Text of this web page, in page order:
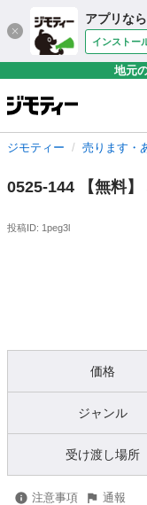
アプリな
インストー
地元
ジモティー 売ります・
0525-144 【無料】
投稿ID: 1peg3l
価格
ジャンル
受け渡し場所
注意事項 通報